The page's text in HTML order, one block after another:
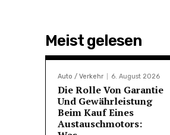
Meist gelesen
Auto / Verkehr 6. August 2026
Die Rolle Von Garantie
Und Gewährleistung
Beim Kauf Eines
Austauschmotors: